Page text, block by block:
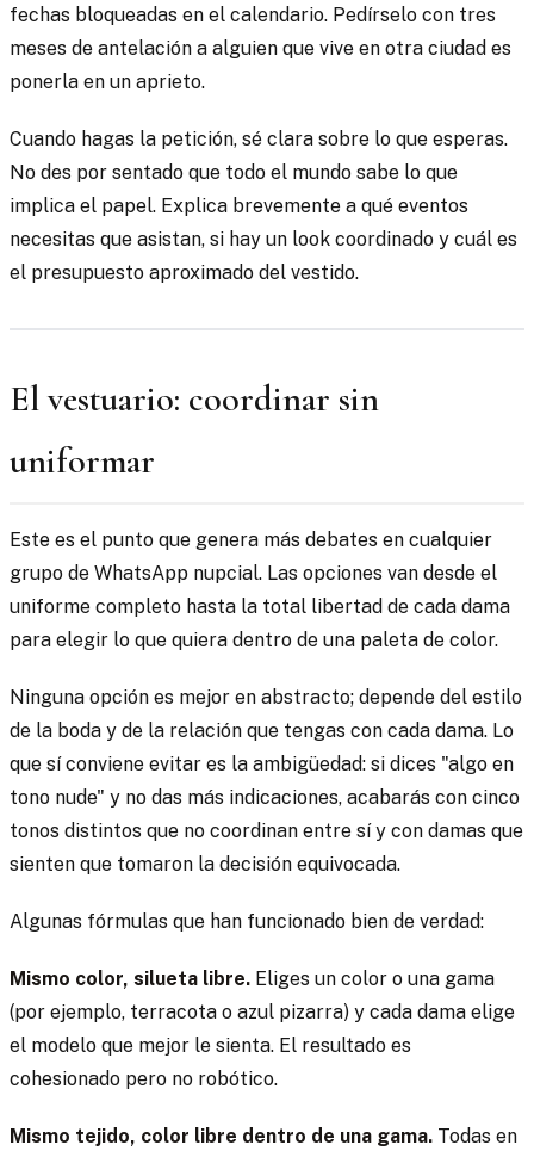
fechas bloqueadas en el calendario. Pedírselo con tres
meses de antelación a alguien que vive en otra ciudad es
ponerla en un aprieto.
Cuando hagas la petición, sé clara sobre lo que esperas.
No des por sentado que todo el mundo sabe lo que
implica el papel. Explica brevemente a qué eventos
necesitas que asistan, si hay un look coordinado y cuál es
el presupuesto aproximado del vestido.
El vestuario: coordinar sin
uniformar
Este es el punto que genera más debates en cualquier
grupo de WhatsApp nupcial. Las opciones van desde el
uniforme completo hasta la total libertad de cada dama
para elegir lo que quiera dentro de una paleta de color.
Ninguna opción es mejor en abstracto; depende del estilo
de la boda y de la relación que tengas con cada dama. Lo
que sí conviene evitar es la ambigüedad: si dices "algo en
tono nude" y no das más indicaciones, acabarás con cinco
tonos distintos que no coordinan entre sí y con damas que
sienten que tomaron la decisión equivocada.
Algunas fórmulas que han funcionado bien de verdad:
Mismo color, silueta libre. Eliges un color o una gama
(por ejemplo, terracota o azul pizarra) y cada dama elige
el modelo que mejor le sienta. El resultado es
cohesionado pero no robótico.
Mismo tejido, color libre dentro de una gama. Todas en